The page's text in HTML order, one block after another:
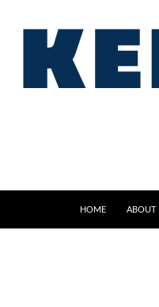
HOME ABOUT